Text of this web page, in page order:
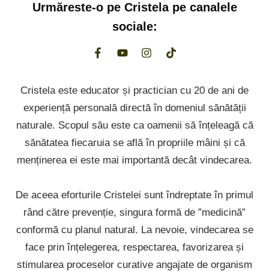
Urmăreste-o pe Cristelape canalele
sociale:
Cristela este educator și practician cu 20 de ani de
experiență personală directă în domeniul sănătății
naturale. Scopul său este ca oamenii să înțeleagă că
sănătatea fiecaruia se află în propriile mâini și că
menținerea ei este mai importantă decât vindecarea.
De aceea eforturile Cristelei sunt îndreptate în primul
rând către prevenție, singura formă de ”medicină”
conformă cu planul natural. La nevoie, vindecarea se
face prin înțelegerea, respectarea, favorizarea și
stimularea proceselor curative angajate de organism